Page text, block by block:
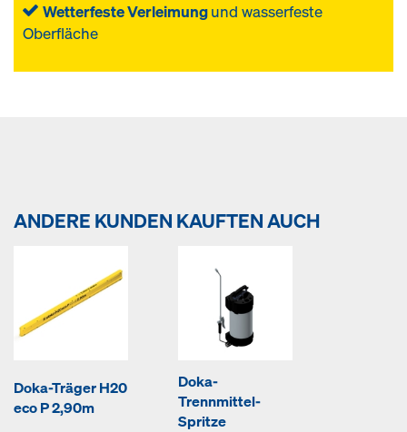
Wetterfeste Verleimungund wasserfeste
Oberfläche
ANDERE KUNDEN KAUFTEN AUCH
Doka-Träger H20
eco P 2,90m
Doka-
Trennmittel-
Spritze